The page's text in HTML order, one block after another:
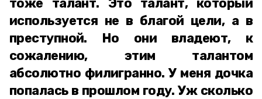
тоже талант. Это талант, который
используется не в благой цели, а в
преступной. Но они владеют, к
сожалению, этим талантом
абсолютно филигранно. У меня дочка
попалась в прошлом году. Уж сколько